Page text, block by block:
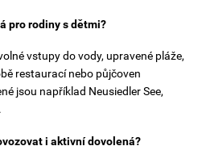
pro rodiny s dětmi?
vstupy do vody, upravené pláže,
restaurací nebo půjčoven
jsou například Neusiedler See,
i aktivní dovolená?